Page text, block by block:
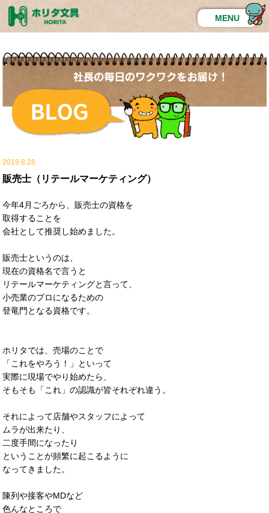
MENU
2019.8.28
販売士（リテールマーケティング）
今年4月ごろから、販売士の資格を
取得することを
会社として推奨し始めました。
販売士というのは、
現在の資格名で言うと
リテールマーケティングと言って、
小売業のプロになるための
登竜門となる資格です。
ホリタでは、売場のことで
「これをやろう！」といって
実際に現場でやり始めたら、
そもそも「これ」の認識が皆それぞれ違う。
それによって店舗やスタッフによって
ムラが出来たり、
二度手間になったり
ということが頻繁に起こるように
なってきました。
陳列や接客やMDなど
色んなところで